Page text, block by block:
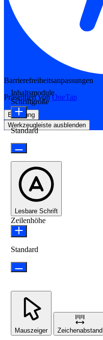
Barrierefreiheitsanpassungen
Präsentiert vonOneTap
Erklärung
Werkzeugleiste ausblenden
Inhaltsmodule
Schriftgröße
Standard
Lesbare Schrift
Zeilenhöhe
Standard
Mauszeiger Zeichenabstand